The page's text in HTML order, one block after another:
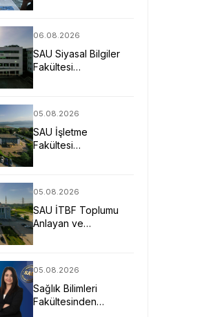
06.08.2026
SAU Siyasal Bilgiler
Fakültesi
Bekliyor
05.08.2026
SAU İşletme
Fakültesi
05.08.2026
SAU İTBF Toplumu
Anlayan ve
05.08.2026
Sağlık Bilimleri
Fakültesinden